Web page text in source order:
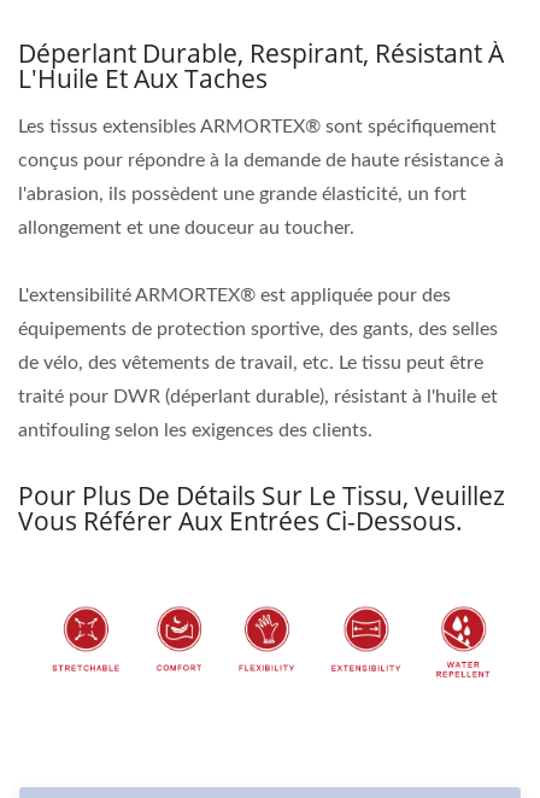
Déperlant Durable, Respirant, Résistant À
L'Huile Et Aux Taches
Les tissus extensibles ARMORTEX® sont spécifiquement
conçus pour répondre à la demande de haute résistance à
l'abrasion, ils possèdent une grande élasticité, un fort
allongement et une douceur au toucher.
L'extensibilité ARMORTEX® est appliquée pour des
équipements de protection sportive, des gants, des selles
de vélo, des vêtements de travail, etc. Le tissu peut être
traité pour DWR (déperlant durable), résistant à l'huile et
antifouling selon les exigences des clients.
Pour Plus De Détails Sur Le Tissu, Veuillez
Vous Référer Aux Entrées Ci-Dessous.